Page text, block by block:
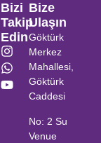
Bizi
Takip
Edin
Bize
Ulaşın
Göktürk
Merkez
Mahallesi,
Göktürk
Caddesi
No: 2 Su
Venue